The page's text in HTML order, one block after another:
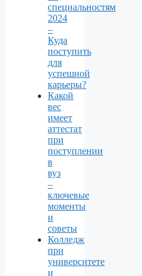
специальностям
2024
–
Куда
поступить
для
успешной
карьеры?
Какой
вес
имеет
аттестат
при
поступлении
в
вуз
–
ключевые
моменты
и
советы
Колледж
при
университете
и